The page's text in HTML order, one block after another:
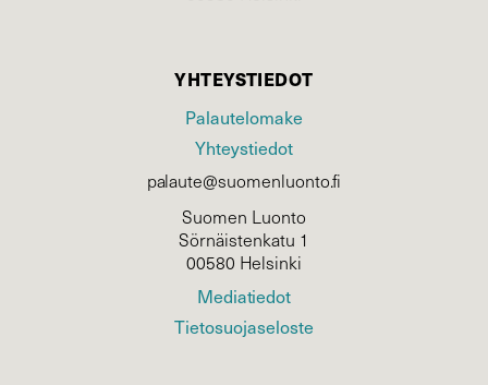
YHTEYSTIEDOT
Palautelomake
Yhteystiedot
palaute@suomenluonto.fi
Suomen Luonto
Sörnäistenkatu 1
00580 Helsinki
Mediatiedot
Tietosuojaseloste